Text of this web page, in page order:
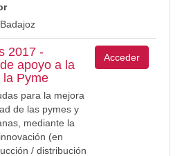
2017 -
apoyo a la
la Pyme
para la mejora
de las pymes y
mediante la
(en
/ distribución
Acceder